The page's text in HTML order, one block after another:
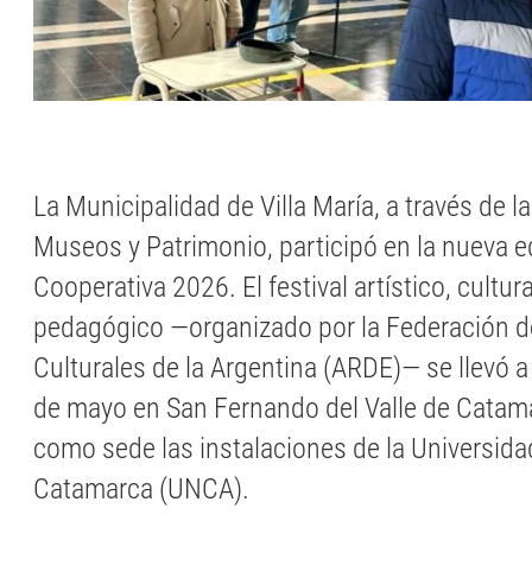
La Municipalidad de Villa María, a través de
Museos y Patrimonio, participó en la nueva
Cooperativa 2026. El festival artístico,
pedagógico —organizado por la Federación
Culturales de la Argentina (ARDE)— se llevó
de mayo en San Fernando del Valle de
como sede las instalaciones de la
Catamarca (UNCA).